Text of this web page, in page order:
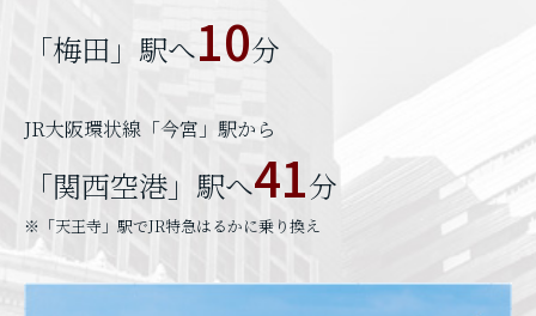
「梅田」駅へ10分
JR大阪環状線「今宮」駅から
「関西空港」駅へ41分
※「天王寺」駅でJR特急はるかに乗り換え